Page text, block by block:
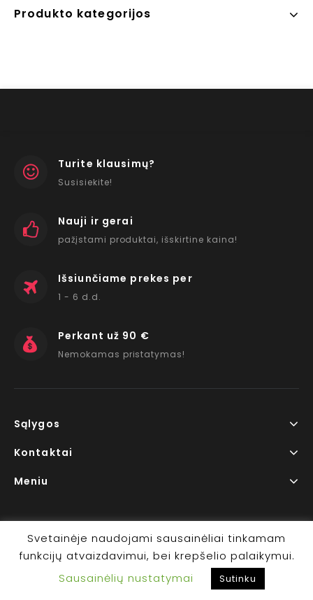
Produkto kategorijos
Turite klausimų?
Susisiekite!
Nauji ir gerai
pažįstami produktai, išskirtine kaina!
Išsiunčiame prekes per
1 - 6 d.d.
Perkant už 90 €
Nemokamas pristatymas!
Sąlygos
Kontaktai
Meniu
Copyright © 2026 www.RedLips.lt Prekių išsiuntimas 1-6
d.d.
Svetainėje naudojami sausainėliai tinkamam
funkcijų atvaizdavimui, bei krepšelio palaikymui.
Sausainėlių nustatymai
Sutinku